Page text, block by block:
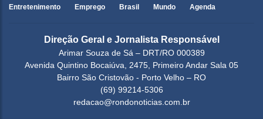
Entretenimento Emprego Brasil Mundo Agenda
Direção Geral e Jornalista Responsável
Arimar Souza de Sá – DRT/RO 000389
Avenida Quintino Bocaiúva, 2475, Primeiro Andar Sala 05
Bairro São Cristovão - Porto Velho – RO
(69) 99214-5306
redacao@rondonoticias.com.br